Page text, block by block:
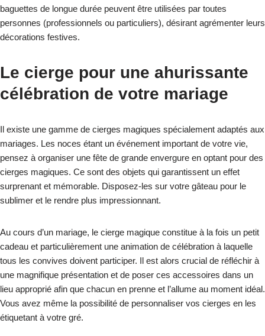
baguettes de longue durée peuvent être utilisées par toutes
personnes (professionnels ou particuliers), désirant agrémenter leurs
décorations festives.
Le cierge pour une ahurissante
célébration de votre mariage
Il existe une gamme de cierges magiques spécialement adaptés aux
mariages. Les noces étant un événement important de votre vie,
pensez à organiser une fête de grande envergure en optant pour des
cierges magiques. Ce sont des objets qui garantissent un effet
surprenant et mémorable. Disposez-les sur votre gâteau pour le
sublimer et le rendre plus impressionnant.
Au cours d’un mariage, le cierge magique constitue à la fois un petit
cadeau et particulièrement une animation de célébration à laquelle
tous les convives doivent participer. Il est alors crucial de réfléchir à
une magnifique présentation et de poser ces accessoires dans un
lieu approprié afin que chacun en prenne et l’allume au moment idéal.
Vous avez même la possibilité de personnaliser vos cierges en les
étiquetant à votre gré.